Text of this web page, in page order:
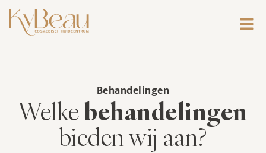
Behandelingen
Welkebehandelingen
bieden wij aan?